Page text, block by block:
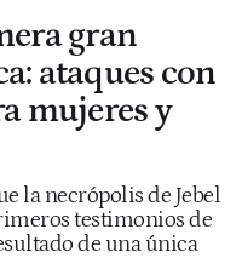
gran
ataques con
mujeres y
la necrópolis de Jebel
testimonios de
de una única